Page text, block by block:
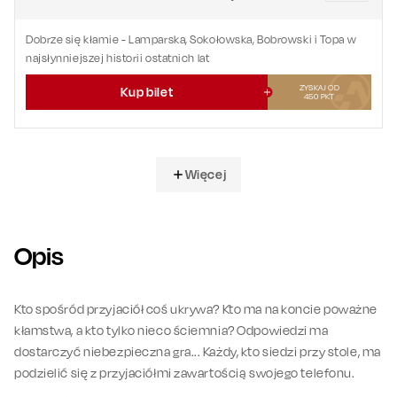
Dobrze się kłamie - Lamparska, Sokołowska, Bobrowski i Topa w
najsłynniejszej historii ostatnich lat
Kup bilet
ZYSKAJ OD
450 PKT
Więcej
Opis
Kto spośród przyjaciół coś ukrywa? Kto ma na koncie poważne
kłamstwa, a kto tylko nieco ściemnia? Odpowiedzi ma
dostarczyć niebezpieczna gra... Każdy, kto siedzi przy stole, ma
podzielić się z przyjaciółmi zawartością swojego telefonu.